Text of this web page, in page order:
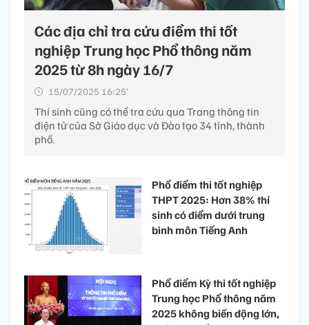
Các địa chỉ tra cứu điểm thi tốt
nghiệp Trung học Phổ thông năm
2025 từ 8h ngày 16/7
15/07/2025 16:25’
Thí sinh cũng có thể tra cứu qua Trang thông tin
điện tử của Sở Giáo dục và Đào tạo 34 tỉnh, thành
phố.
Phổ điểm thi tốt nghiệp
THPT 2025: Hơn 38% thí
sinh có điểm dưới trung
bình môn Tiếng Anh
Phổ điểm Kỳ thi tốt nghiệp
Trung học Phổ thông năm
2025 không biến động lớn,